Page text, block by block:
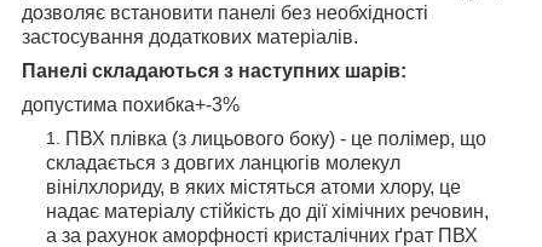
дозволяє встановити панелі без необхідності
застосування додаткових матеріалів.
Панелі складаються з наступних шарів:
допустима похибка+-3%
ПВХ плівка (з лицьового боку) - це полімер, що
складається з довгих ланцюгів молекул
вінілхлориду, в яких містяться атоми хлору, це
надає матеріалу стійкість до дії хімічних речовин,
а за рахунок аморфності кристалічних ґрат ПВХ